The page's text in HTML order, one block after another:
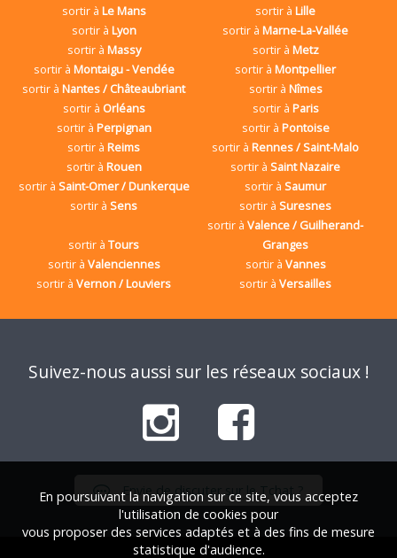
sortir à Le Mans sortir àLille
sortir à Lyon sortir àMarne-La-Vallée
sortir à Massy sortir à Metz
sortir à Montaigu - Vendée sortir àMontpellier
sortir àNantes / Châteaubriant sortir à Nîmes
sortir à Orléans sortir à Paris
sortir à Perpignan sortir à Pontoise
sortir àReims sortir àRennes / Saint-Malo
sortir à Rouen sortir àSaint Nazaire
sortir à Saint-Omer / Dunkerque sortir àSaumur
sortir àSens sortir àSuresnes
sortir àTours
sortir àValence / Guilherand-
Granges
sortir à Valenciennes sortir à Vannes
sortir àVernon / Louviers sortir àVersailles
Suivez-nous aussi sur les réseaux sociaux !
Envie de discuter sur le Tchat ?
En poursuivant la navigation sur ce site, vous acceptez
l'utilisation de cookies pour
vous proposer des services adaptés et à des fins de mesure
statistique d'audience.